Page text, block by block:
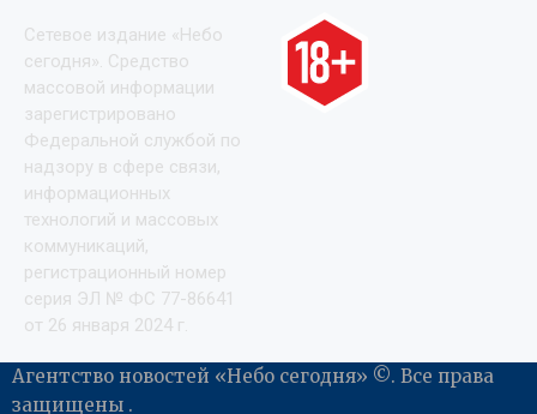
Сетевое издание «Небо
сегодня». Средство
массовой информации
зарегистрировано
Федеральной службой по
надзору в сфере связи,
информационных
технологий и массовых
коммуникаций,
регистрационный номер
серия ЭЛ № ФС 77-86641
от 26 января 2024 г.
Агентство новостей «Небо сегодня» ©. Все права
защищены .